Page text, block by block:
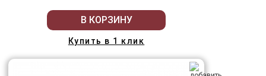
В КОРЗИНУ
Купить в 1 клик